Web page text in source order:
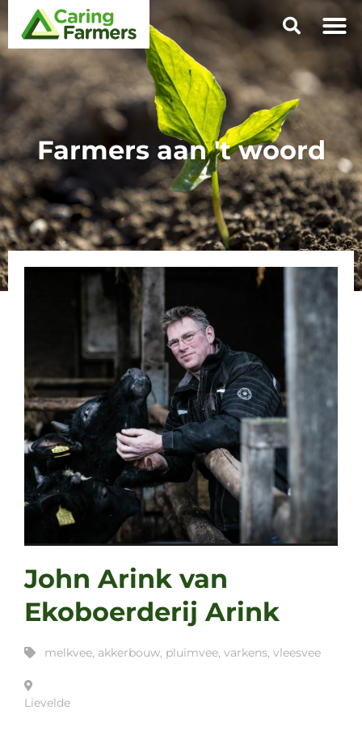
Farmers aan 't woord
John Arink van
Ekoboerderij Arink
melkvee, akkerbouw, pluimvee, varkens, vleesvee
Lievelde